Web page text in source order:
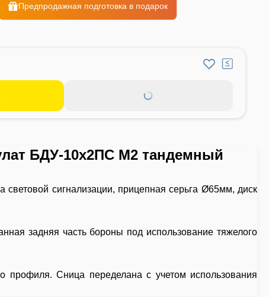
Предпродажная подготовка в подарок
БДУ-10х2ПС М2 тандемный
сигнализации, прицепная серьга Ø65мм, диск
задняя часть бороны под использование тяжелого
профиля. Сница переделана с учетом использования